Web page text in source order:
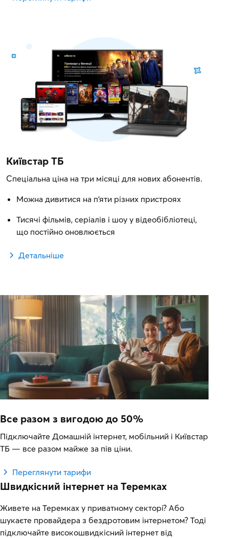
Київстар ТБ
Спеціальна ціна на три місяці для нових абонентів.
Можна дивитися на п'яти різних пристроях
Тисячі фільмів, серіалів і шоу у відеобібліотеці,
що постійно оновлюється
Детальніше
Все разом з вигодою до 50%
Підключайте Домашній інтернет, мобільний і Київстар
ТБ — все разом майже за пів ціни.
Переглянути тарифи
Швидкісний інтернет на Теремках
Живете на Теремках у приватному секторі? Або
шукаєте провайдера з бездротовим інтернетом? Тоді
підключайте високошвидкісний інтернет від